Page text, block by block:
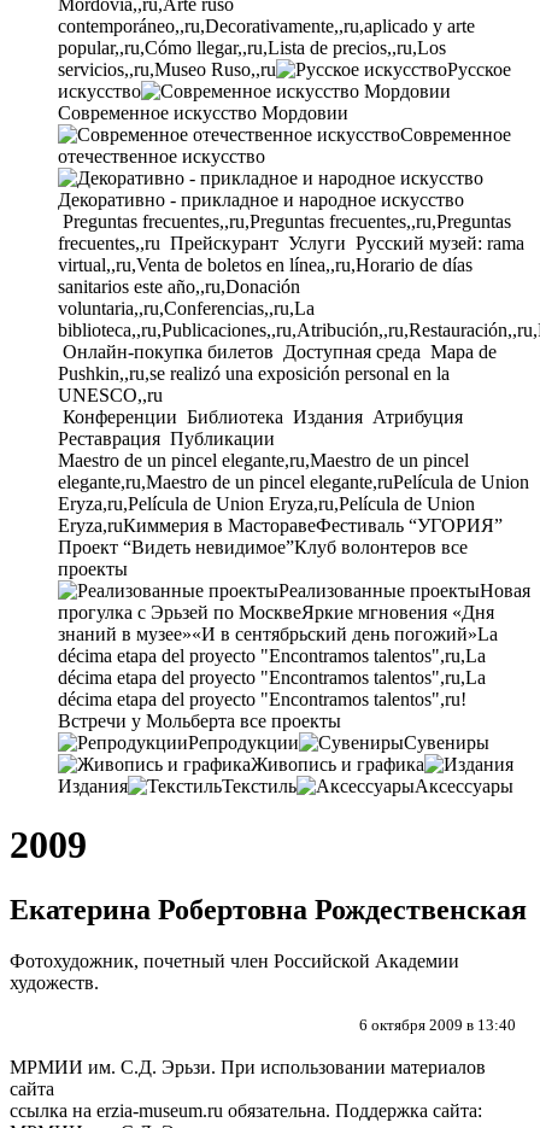
Mordovia,,ru,Arte ruso
contemporáneo,,ru,Decorativamente,,ru,aplicado y arte
popular,,ru,Cómo llegar,,ru,Lista de precios,,ru,Los
servicios,,ru,Museo Ruso,,ru
Русское
искусство
Современное искусство Мордовии
Современное
отечественное искусство
Декоративно - прикладное и народное искусство
Preguntas frecuentes,,ru,Preguntas frecuentes,,ru,Preguntas
frecuentes,,ru Прейскурант Услуги Русский музей: rama
virtual,,ru,Venta de boletos en línea,,ru,Horario de días
sanitarios este año,,ru,Donación
voluntaria,,ru,Conferencias,,ru,La
Онлайн-покупка билетов Доступная среда Mapa de
Pushkin,,ru,se realizó una exposición personal en la
UNESCO,,ru
Конференции Библиотека Издания Атрибуция
Реставрация Публикации
Maestro de un pincel elegante,ru,Maestro de un pincel
elegante,ru,Maestro de un pincel elegante,ruPelícula de Union
Eryza,ru,Película de Union Eryza,ru,Película de Union
Eryza,ruКиммерия в МасторавеФестиваль “УГОРИЯ”
Проект “Видеть невидимое”Клуб волонтеров все
проекты
Реализованные проектыНовая
прогулка с Эрьзей по МосквеЯркие мгновения «Дня
знаний в музее»«И в сентябрьский день погожий»La
décima etapa del proyecto "Encontramos talentos",ru,La
décima etapa del proyecto "Encontramos talentos",ru,La
décima etapa del proyecto "Encontramos talentos",ru!
Встречи у Мольберта все проекты
Репродукции
Сувениры
Живопись и графика
Издания
Текстиль Аксессуары
2009
Екатерина Робертовна Рождественская
Фотохудожник, почетный член Российской Академии
художеств.
6 октября 2009 в 13:40
МРМИИ им. С.Д. Эрьзи. При использовании материалов
сайта
ссылка на erzia-museum.ru обязательна. Поддержка сайта: